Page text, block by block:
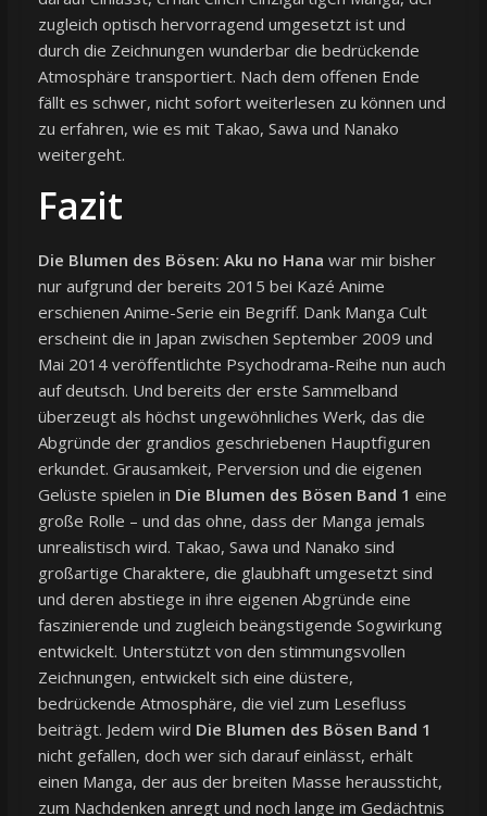
zugleich optisch hervorragend umgesetzt ist und
durch die Zeichnungen wunderbar die bedrückende
Atmosphäre transportiert. Nach dem offenen Ende
fällt es schwer, nicht sofort weiterlesen zu können und
zu erfahren, wie es mit Takao, Sawa und Nanako
weitergeht.
Fazit
Die Blumen des Bösen: Aku no Hana war mir bisher
nur aufgrund der bereits 2015 bei Kazé Anime
erschienen Anime-Serie ein Begriff. Dank Manga Cult
erscheint die in Japan zwischen September 2009 und
Mai 2014 veröffentlichte Psychodrama-Reihe nun auch
auf deutsch. Und bereits der erste Sammelband
überzeugt als höchst ungewöhnliches Werk, das die
Abgründe der grandios geschriebenen Hauptfiguren
erkundet. Grausamkeit, Perversion und die eigenen
Gelüste spielen in Die Blumen des Bösen Band 1 eine
große Rolle – und das ohne, dass der Manga jemals
unrealistisch wird. Takao, Sawa und Nanako sind
großartige Charaktere, die glaubhaft umgesetzt sind
und deren abstiege in ihre eigenen Abgründe eine
faszinierende und zugleich beängstigende Sogwirkung
entwickelt. Unterstützt von den stimmungsvollen
Zeichnungen, entwickelt sich eine düstere,
bedrückende Atmosphäre, die viel zum Lesefluss
beiträgt. Jedem wird Die Blumen des Bösen Band 1
nicht gefallen, doch wer sich darauf einlässt, erhält
einen Manga, der aus der breiten Masse heraussticht,
zum Nachdenken anregt und noch lange im Gedächtnis